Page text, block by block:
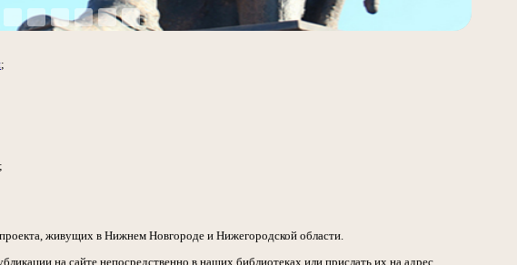
;
;
живущих в Нижнем Новгороде и Нижегородской области.
на сайте непосредственно в наших библиотеках или прислать их на адрес